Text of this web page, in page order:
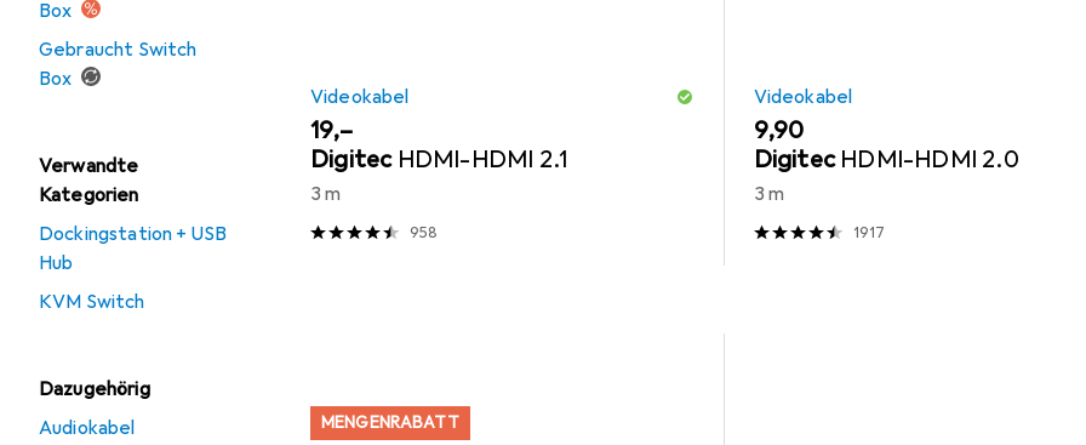
Box
Gebraucht Switch
Box
Verwandte
Kategorien
Dockingstation + USB
Hub
KVM Switch
Dazugehörig
Audiokabel
Videokabel
EUR
19,–
Digitec HDMI-HDMI 2.1
3 m
958
Videokabel
EUR
9,90
Digitec HDMI-HDMI 2.0
3 m
1917
MENGENRABATT